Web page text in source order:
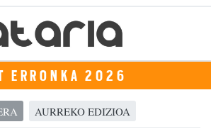
ERRONKA 2026
AURREKO EDIZIOA